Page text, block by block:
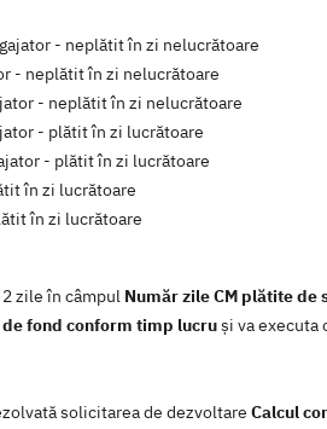
- neplătit în zi nelucrătoare
- neplătit în zi nelucrătoare
- neplătit în zi nelucrătoare
- plătit în zi lucrătoare
- plătit în zi lucrătoare
în zi lucrătoare
în zi lucrătoare
zile în câmpul Număr zile CM plătite
fond conform timp lucruși va executa
solicitarea de dezvoltare Calcul